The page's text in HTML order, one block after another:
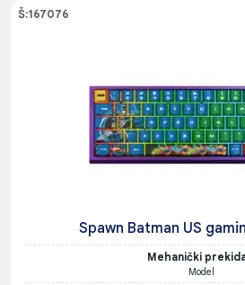
Š:167076
Spawn Batman US
Mehanički
Model